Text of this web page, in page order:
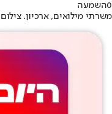
0השמעה
משרתי מילואים, ארכיון.